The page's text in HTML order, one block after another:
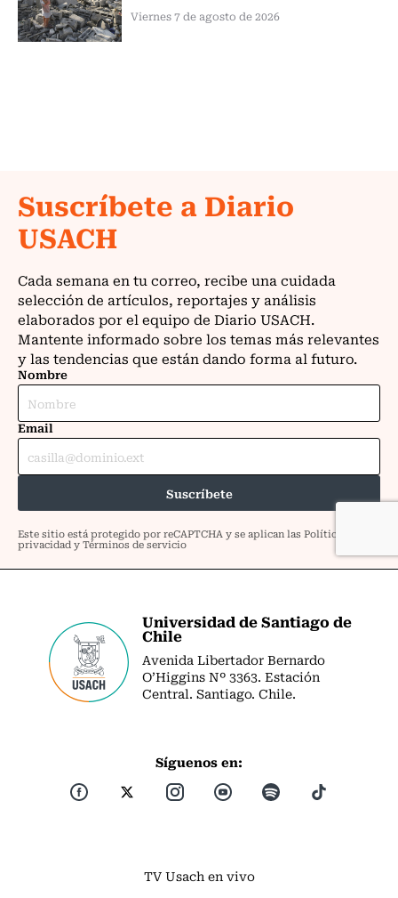
Viernes 7 de agosto de 2026
Universidad de Santiago de
Chile
Avenida Libertador Bernardo
O’Higgins Nº 3363. Estación
Central. Santiago. Chile.
Síguenos en:
TV Usach en vivo